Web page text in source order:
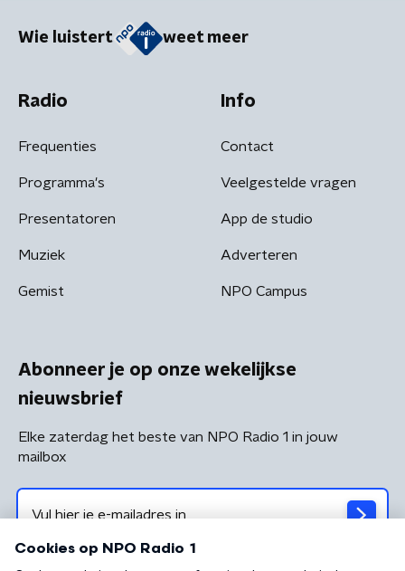
Wie luistert weet meer
Radio
Frequenties
Programma's
Presentatoren
Muziek
Gemist
Info
Contact
Veelgestelde vragen
App de studio
Adverteren
NPO Campus
Abonneer je op onze wekelijkse
nieuwsbrief
Elke zaterdag het beste van NPO Radio 1 in jouw
mailbox